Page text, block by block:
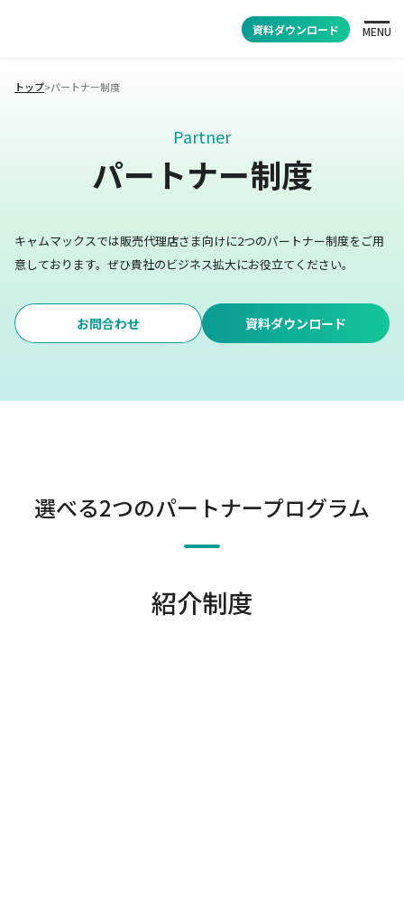
資料ダウンロード MENU
トップ>パートナー制度
Partner
パートナー制度
キャムマックスでは販売代理店さま向けに2つのパートナー制度をご用
意しております。 ぜひ貴社のビジネス拡大にお役立てください。
お問合わせ 資料ダウンロード
選べる2つのパートナープログラム
紹介制度